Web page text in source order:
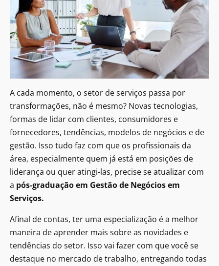
A cada momento, o setor de serviços passa por
transformações, não é mesmo? Novas tecnologias,
formas de lidar com clientes, consumidores e
fornecedores, tendências, modelos de negócios e de
gestão. Isso tudo faz com que os profissionais da
área, especialmente quem já está em posições de
liderança ou quer atingi-las, precise se atualizar com
a pós-graduação em Gestão de Negócios em
Serviços.
Afinal de contas, ter uma especialização é a melhor
maneira de aprender mais sobre as novidades e
tendências do setor. Isso vai fazer com que você se
destaque no mercado de trabalho, entregando todas